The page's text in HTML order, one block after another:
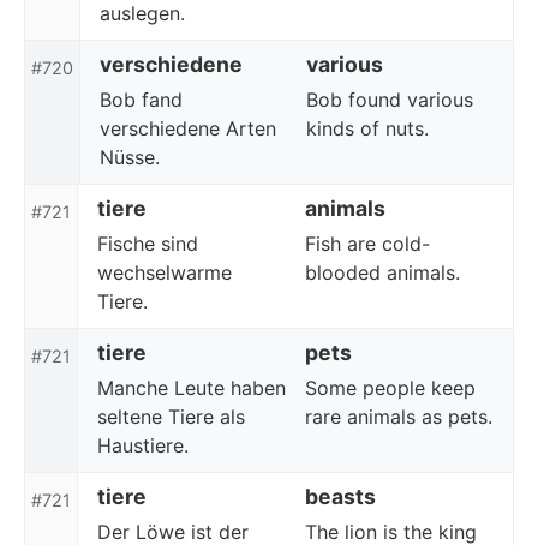
auslegen.
#720 verschiedene various
Bob fand
verschiedene Arten
Nüsse.
Bob found various
kinds of nuts.
#721 tiere animals
Fische sind
wechselwarme
Tiere.
Fish are cold-
blooded animals.
#721 tiere pets
Manche Leute haben
seltene Tiere als
Haustiere.
Some people keep
rare animals as pets.
#721 tiere beasts
Der Löwe ist der
The lion is the king